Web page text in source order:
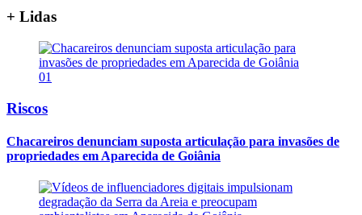
+ Lidas
01
Riscos
Chacareiros denunciam suposta articulação para invasões de
propriedades em Aparecida de Goiânia